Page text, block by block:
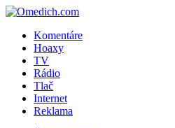
Komentáre
Hoaxy
TV
Rádio
Tlač
Internet
Reklama